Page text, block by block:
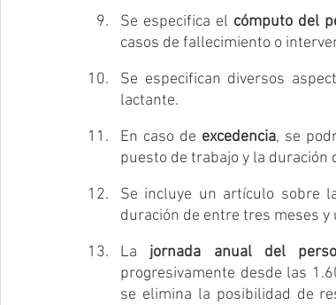
Se especifica el cómputo del
casos de fallecimiento o
Se especifican diversos
lactante.
En caso de excedencia, se
puesto de trabajo y la duración
Se incluye un artículo sobre
duración de entre tres meses
La jornada anual del
progresivamente desde las
se elimina la posibilidad de